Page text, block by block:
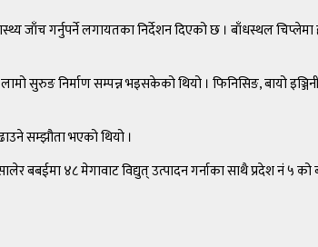
जाँच गर्नुपर्ने लगायतका निर्देशन दिएको छ । बाँधस्थल
सुरुङ निर्माण सम्पन्न भइसकेको थियो । फिनिसिङ, बायो
सम्झौता भएको थियो ।
४८ मेगावाट विद्युत् उत्पादन गर्नाका साथै प्रदेश नं ५ को